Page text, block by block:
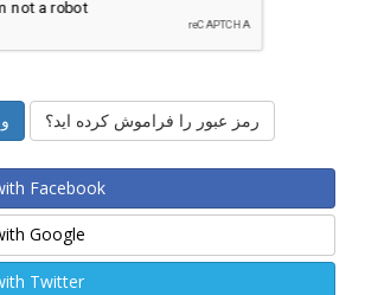
رمز عبور را فراموش کرده اید؟
Facebook
Google
Twitter